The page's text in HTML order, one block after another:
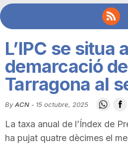
C
i
L’IPC se situa
demarcació de
Tarragona al
By ACN - 15 octubre, 2025
La taxa anual de l’Índex de
ha pujat quatre dècimes el